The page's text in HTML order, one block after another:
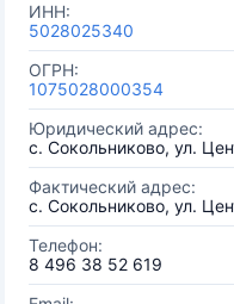
ИНН:
5028025340
ОГРН:
1075028000354
Юридический адрес:
с. Сокольниково, ул.
Фактический адрес:
с. Сокольниково, ул.
Телефон:
8 496 38 52 619